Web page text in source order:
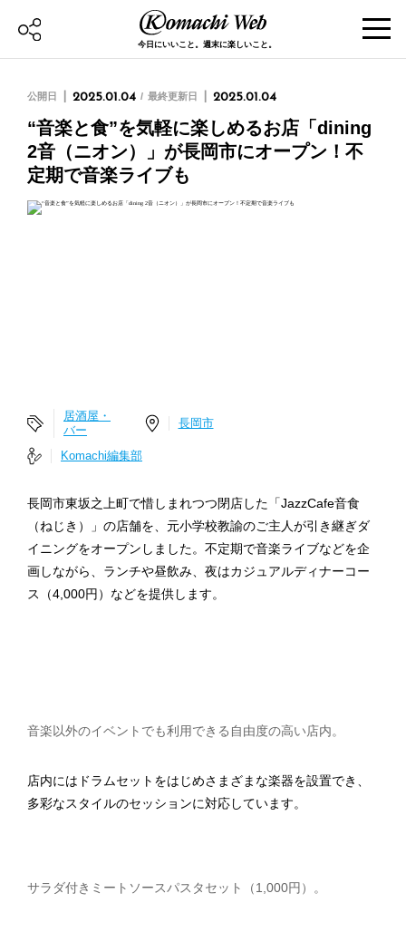
今日にいいこと。週末に楽しいこと。
公開日 2025.01.04 最終更新日 2025.01.04
“音楽と食”を気軽に楽しめるお店「dining
2音（ニオン）」が長岡市にオープン！不
定期で音楽ライブも
居酒屋・
バー
長岡市
Komachi編集部
長岡市東坂之上町で惜しまれつつ閉店した「JazzCafe音食
（ねじき）」の店舗を、元小学校教諭のご主人が引き継ぎダ
イニングをオープンしました。不定期で音楽ライブなどを企
画しながら、ランチや昼飲み、夜はカジュアルディナーコー
ス（4,000円）などを提供します。
音楽以外のイベントでも利用できる自由度の高い店内。
店内にはドラムセットをはじめさまざまな楽器を設置でき、
多彩なスタイルのセッションに対応しています。
サラダ付きミートソースパスタセット（1,000円）。